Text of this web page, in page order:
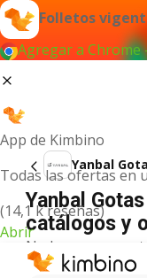
Folletos
Agregar a Chrome
App de Kimbino
Todas las ofertas en
(14,1 k reseñas)
Abrir
Yanbal
Yanbal
catálogos y
No hemos
término.